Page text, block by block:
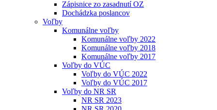
Zápisnice zo zasadnutí OZ
Dochádzka poslancov
Voľby
Komunálne voľby
Komunálne voľby 2022
Komunálne voľby 2018
Komunálne voľby 2017
Voľby do VÚC
Voľby do VÚC 2022
Voľby do VÚC 2017
Voľby do NR SR
NR SR 2023